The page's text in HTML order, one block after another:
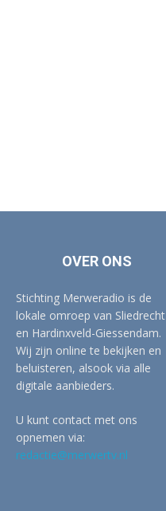
OVER ONS
Stichting Merweradio is de
lokale omroep van Sliedrecht
en Hardinxveld-Giessendam.
Wij zijn online te bekijken en
beluisteren, alsook via alle
digitale aanbieders.
U kunt contact met ons
opnemen via:
redactie@merwertv.nl